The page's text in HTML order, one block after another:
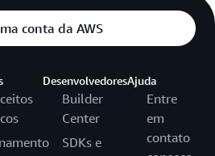
conta da AWS
Desenvolvedores
Builder
Center
SDKs e
Ajuda
Entre
em
contato